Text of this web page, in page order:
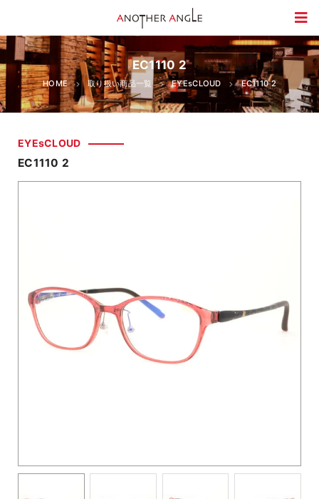
EC1110 2
HOME 取り扱い商品一覧 EYEsCLOUD EC1110 2
EYEsCLOUD
EC1110 2